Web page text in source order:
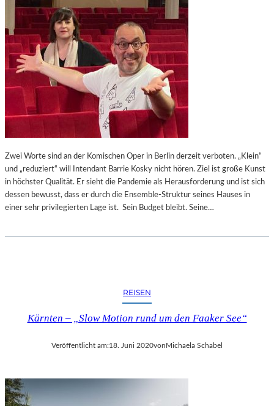
Zwei Worte sind an der Komischen Oper in Berlin derzeit verboten. „Klein“
und „reduziert“ will Intendant Barrie Kosky nicht hören. Ziel ist große Kunst
in höchster Qualität. Er sieht die Pandemie als Herausforderung und ist sich
dessen bewusst, dass er durch die Ensemble-Struktur seines Hauses in
einer sehr privilegierten Lage ist. Sein Budget bleibt. Seine…
REISEN
Kärnten – „Slow Motion rund um den Faaker See“
Veröffentlicht am:18. Juni 2020vonMichaela Schabel